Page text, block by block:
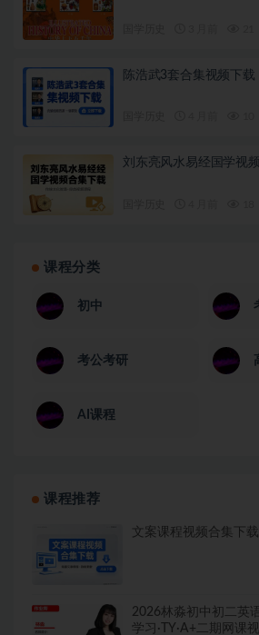
陈浩武3套合集视频下载
刘东亮风水易经国学视
课程分类
初中
考公考研
AI课程
课程推荐
文案课程视频合集下载
2026林淼初中初二英
学习·TY·A+二期网课